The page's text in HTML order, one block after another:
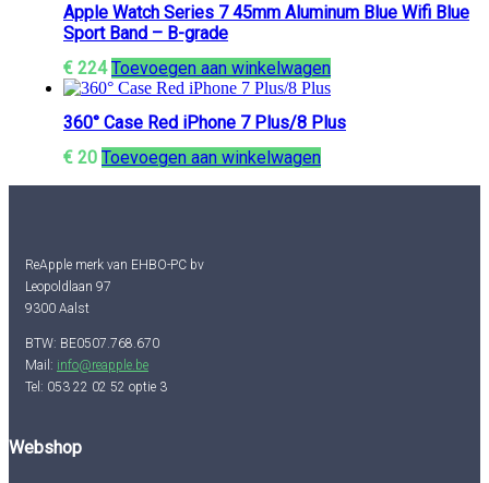
Apple Watch Series 7 45mm Aluminum Blue Wifi Blue
Sport Band – B-grade
€ 224 Toevoegen aan winkelwagen
360° Case Red iPhone 7 Plus/8 Plus
€ 20 Toevoegen aan winkelwagen
ReApple merk van EHBO-PC bv
Leopoldlaan 97
9300 Aalst
BTW: BE0507.768.670
Mail: info@reapple.be
Tel: 053 22 02 52 optie 3
Webshop